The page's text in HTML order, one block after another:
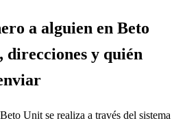
a alguien en Beto
y quién
Unit se realiza a través del sistema